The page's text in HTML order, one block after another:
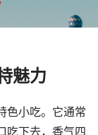
魅力
色小吃。它通常
吃下去，香气四